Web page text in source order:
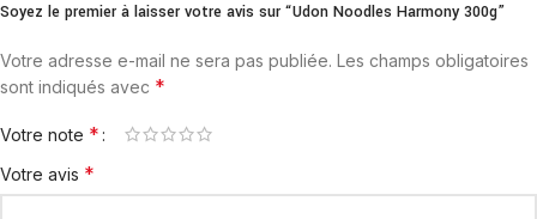
Soyez le premier à laisser votre avis sur “Udon Noodles Harmony 300g”
Votre adresse e-mail ne sera pas publiée. Les champs obligatoires
sont indiqués avec *
Votre note *
Votre avis *